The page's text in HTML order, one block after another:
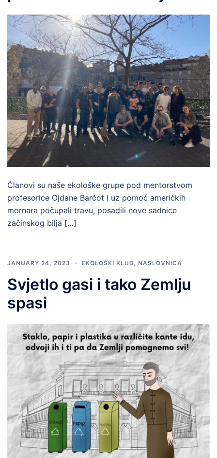
Članovi su naše ekološke grupe pod mentorstvom
profesorice Ojdane Barčot i uz pomoć američkih
mornara počupali travu, posadili nove sadnice
začinskog bilja […]
JANUARY 24, 2023 EKOLOŠKI KLUB NASLOVNICA
Svjetlo gasi i tako Zemlju
spasi